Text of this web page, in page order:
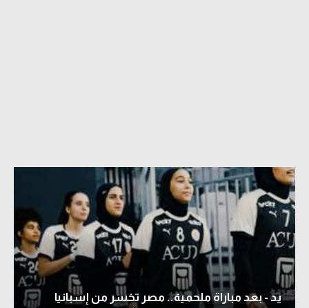
يد - بعد مباراة ملحمية.. مصر تخسر من إسبانيا